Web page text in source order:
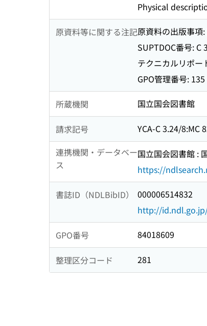
Physical
原資料等に関する注記原資料の出版事
SUPTDOC番号: C
テクニカルリポー
GPO管理番号: 135
所蔵機関 国立国会図書館
請求記号
YCA-C 3.24/8:MC
連携機関・データベー
ス
国立国会図書館 :
https://
書誌ID（NDLBibID）
000006514832
http://
GPO番号 84018609
整理区分コード 281